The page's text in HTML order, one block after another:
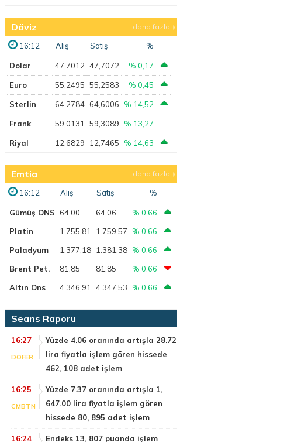
Döviz daha fazla
16:12 Alış Satış %
Dolar 47,7012 47,7072 % 0,17
Euro 55,2495 55,2583 % 0,45
Sterlin 64,2784 64,6006 % 14,52
Frank 59,0131 59,3089 % 13,27
Riyal 12,6829 12,7465 % 14,63
Emtia daha fazla
16:12 Alış Satış %
Gümüş ONS 64,00 64,06
% 0,66
Platin
1.755,81 1.759,57
% 0,66
Paladyum
1.377,18 1.381,38 % 0,66
Brent Pet.
81,85 81,85
% 0,66
Altın Ons
4.346,91 4.347,53 % 0,66
Seans Raporu
16:27
DOFER
Yüzde 4.06 oranında artışla 28.72
lira fiyatla işlem gören hissede
462, 108 adet işlem
16:25
CMBTN
Yüzde 7.37 oranında artışla 1,
647.00 lira fiyatla işlem gören
hissede 80, 895 adet işlem
16:24
Endeks 13, 807 puanda işlem